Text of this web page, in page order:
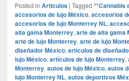
Posted in Articulos | Tagged **Cannabis
accesorios de lujo México, accesorios
accesorios de lujo Monterrey NL,
alta gama Monterrey, arte de alta gama
arte de lujo Monterrey, arte de lujo
diseñador México, artículos de
lujo México, artículos de lujo Monterrey,
Monterrey, autos de lujo México, autos
lujo Monterrey NL, autos deportivos